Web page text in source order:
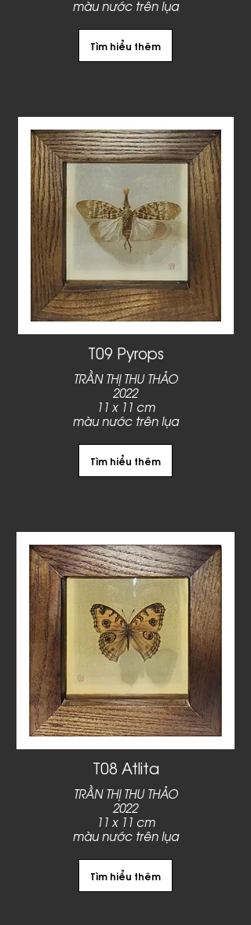
màu nước trên lụa
Tìm hiểu thêm
T09 Pyrops
TRẦN THỊ THU THẢO
2022
11 x 11 cm
màu nước trên lụa
Tìm hiểu thêm
T08 Atlita
TRẦN THỊ THU THẢO
2022
11 x 11 cm
màu nước trên lụa
Tìm hiểu thêm